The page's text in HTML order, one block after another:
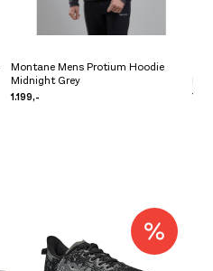
Ikke på lager
Montane Mens Protium Hoodie
Midnight Grey
1.199,-